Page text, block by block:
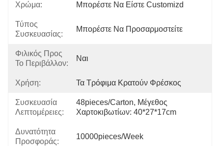
Χρώμα: Μπορέστε Να Είστε Customizd
Τύπος
Συσκευασίας:
Μπορέστε Να Προσαρμοστείτε
Φιλικός Προς
Το Περιβάλλον:
Ναι
Χρήση: Τα Τρόφιμα Κρατούν Φρέσκος
Συσκευασία
Λεπτομέρειες:
48pieces/carton, Μέγεθος
Χαρτοκιβωτίων: 40*27*17cm
Δυνατότητα
Προσφοράς:
10000pieces/week